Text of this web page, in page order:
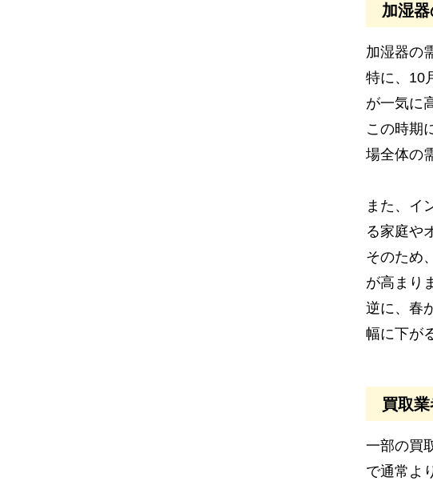
加湿
加湿器の
特に、10
が一気に
この時期
場全体の
また、イ
る家庭や
そのため
が高まり
逆に、春
幅に下が
買取
一部の買
で通常よ